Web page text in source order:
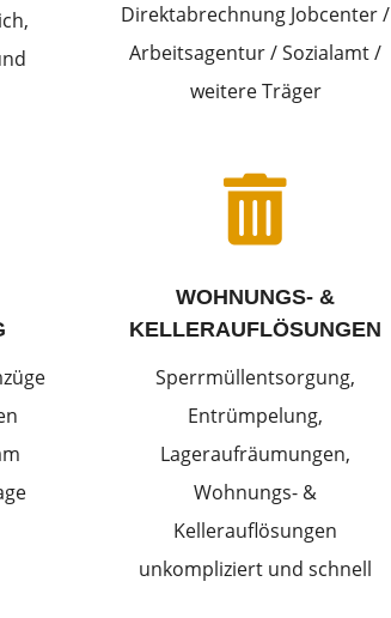
Direktabrechnung Jobcenter /
Arbeitsagentur / Sozialamt /
weitere Träger

WOHNUNGS- &
KELLERAUFLÖSUNGEN
Sperrmüllentsorgung,
Entrümpelung,
Lageraufräumungen,
Wohnungs- &
Kellerauflösungen
unkompliziert und schnell